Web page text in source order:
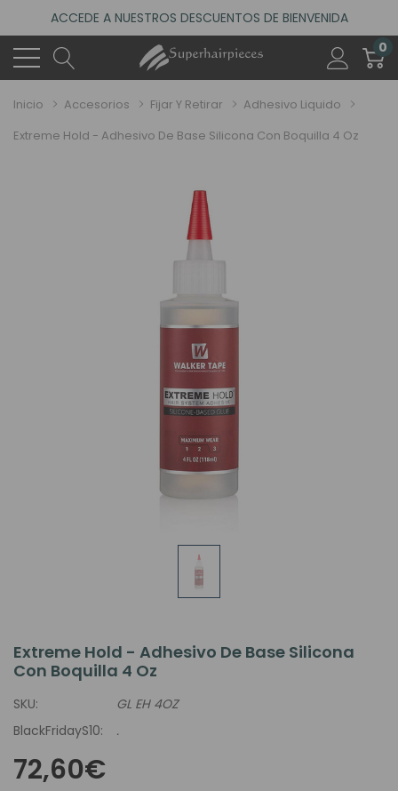
ACCEDE A NUESTROS DESCUENTOS DE BIENVENIDA
4.6
(485 reseñas)
VISITA NUESTRO NUEVO SALÓN EN MADRID
ACCEDE A NUESTROS DESCUENTOS DE BIENVENIDA
0
Inicio Accesorios Fijar Y Retirar
Adhesivo Liquido
Extreme Hold - Adhesivo De Base Silicona Con Boquilla 4 Oz
Extreme Hold - Adhesivo De Base Silicona
Con Boquilla 4 Oz
SKU:
GL EH 4OZ
BlackFridayS10:
.
72,60€